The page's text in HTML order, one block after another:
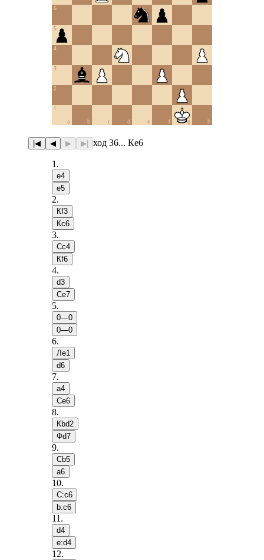
a b c d e f g h
1
2
3
4
5
6
|◀ ◀ ▶ ▶| ход 36... Кe6
1 .
e4
e5
2.
Кf3
Кc6
3.
Сc4
Кf6
4.
d3
Сe7
5.
0—0
0—0
6.
Лe1
d6
7.
a4
Сe6
8.
Кbd2
Фd7
9.
Сb5
a6
10.
С:c6
b:c6
11 .
d4
e:d4
12.